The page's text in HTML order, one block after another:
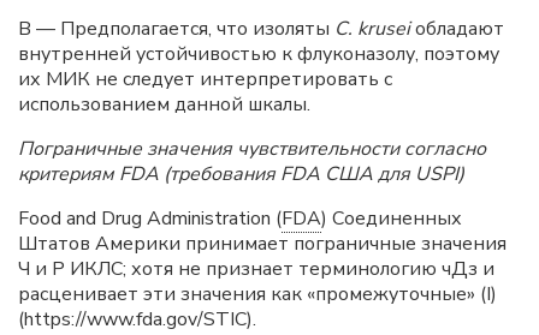
В — Предполагается, что изоляты С. kruseiобладают
внутренней устойчивостью к флуконазолу, поэтому
их МИК не следует интерпретировать с
использованием данной шкалы.
Пограничные значения чувствительности согласно
критериям FDA (требованияFDA США для USPI)
Food and Drug Administration (FDA) Соединенных
Штатов Америки принимает пограничные значения
Ч и Р ИКЛС; хотя не признает терминологию чДз и
расценивает эти значения как «промежуточные» (I)
(https://www.fda.gov/STIC).